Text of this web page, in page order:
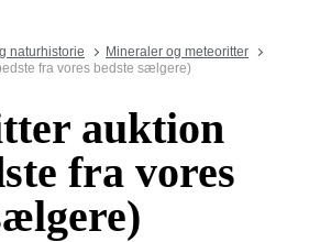
naturhistorie
Mineraler og meteoritter
fra vores bedste sælgere)
auktion
fra vores